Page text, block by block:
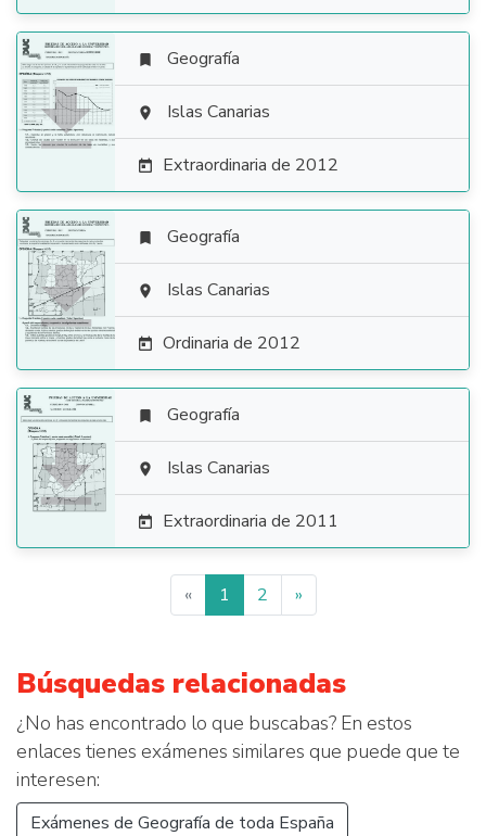

 Geografía
 Islas Canarias
 Extraordinaria de 2012

 Geografía
 Islas Canarias
 Ordinaria de 2012

 Geografía
 Islas Canarias
 Extraordinaria de 2011
« 1 2 »
Búsquedas relacionadas
¿No has encontrado lo que buscabas? En estos
enlaces tienes exámenes similares que puede que te
interesen:
Exámenes de Geografía de toda España